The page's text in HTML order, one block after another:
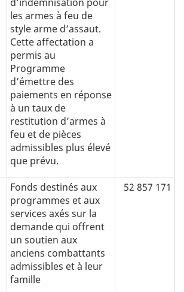
les armes à feu de
style arme d’assaut.
Cette affectation a
permis au
Programme
d’émettre des
paiements en réponse
à un taux de
restitution d’armes à
feu et de pièces
admissibles plus élevé
que prévu.
Fonds destinés aux
programmes et aux
services axés sur la
demande qui offrent
un soutien aux
anciens combattants
admissibles et à leur
famille
52 857 171